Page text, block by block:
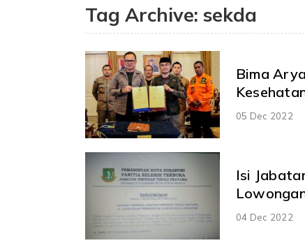
Tag Archive: sekda
Bima
05 Dec 2022
Isi Jabatan Tinggi
04 Dec 2022